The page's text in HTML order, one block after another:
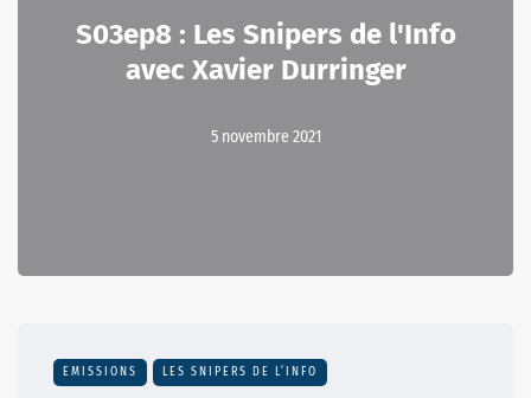
S03ep8 : Les Snipers de l'Info
avec Xavier Durringer
5 novembre 2021
EMISSIONS LES SNIPERS DE L’INFO